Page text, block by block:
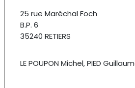
25 rue Maréchal Foch
B.P. 6
35240 RETIERS
LE POUPON Michel, PIED